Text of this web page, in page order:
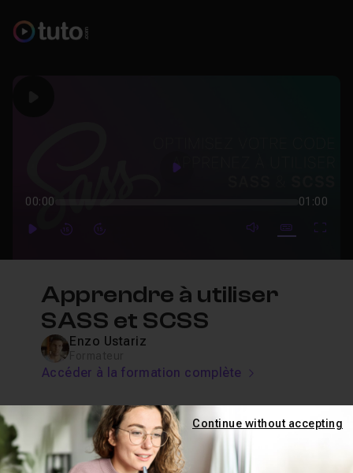
Play
00:00 01:00
PlayForwardForward mute video
Subtitles
Apprendre à utiliser
SASS et SCSS
Enzo Ustariz
Accéder à la formation complète